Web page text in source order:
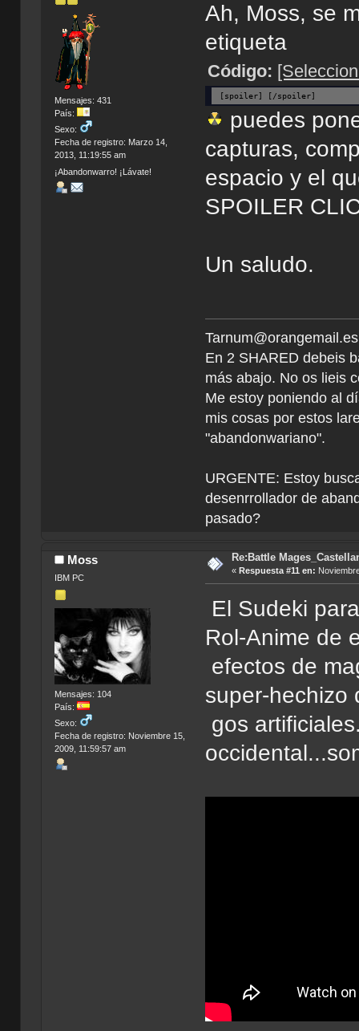
Mensajes: 431
País:
Sexo:
Fecha de registro: Marzo 14,
2013, 11:19:55 am
¡Abandonwarro! ¡Lávate!
Ah, Moss, se
etiqueta
Código:
[spoiler] [/spoiler]
puedes
capturas,
espacio y el
SPOILER
Un saludo.
En 2 SHARED debeis
más abajo. No os lieis
Me estoy poniendo al
mis cosas por estos
"abandonwariano".
URGENTE: Estoy
desenrrollador de
pasado?
Moss
IBM PC
Mensajes: 104
País:
Sexo:
Fecha de registro: Noviembre 15,
2009, 11:59:57 am
Re:Battle
« Respuesta #11 en:
El Sudeki
Rol-Anime de
efectos de
super-hechizo
gos